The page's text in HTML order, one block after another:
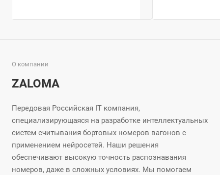
О компании
ZALOMA
Передовая Российская IT компания,
специализирующаяся на разработке интеллектуальных
систем считывания бортовых номеров вагонов с
применением нейросетей. Наши решения
обеспечивают высокую точность распознавания
номеров, даже в сложных условиях. Мы помогаем